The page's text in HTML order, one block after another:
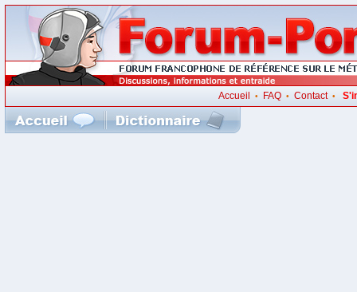
Accueil • FAQ• Contact•